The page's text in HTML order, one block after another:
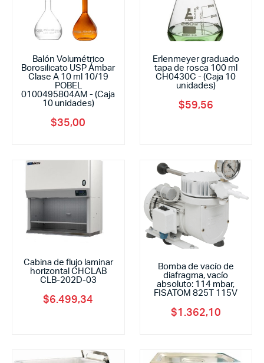
Balón Volumétrico
Borosilicato USP Ámbar
Clase A 10 ml 10/19
POBEL
0100495804AM - (Caja
10 unidades)
$35,00
Erlenmeyer graduado
tapa de rosca 100 ml
CH0430C - (Caja 10
unidades)
$59,56
Cabina de flujo laminar
horizontal CHCLAB
CLB-202D-03
$6.499,34
Bomba de vacío de
diafragma, vacío
absoluto: 114 mbar,
FISATOM 825T 115V
$1.362,10